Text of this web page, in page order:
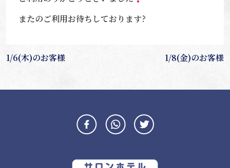
またのご利用お待ちしております?
投
ビ
1/6(木)のお客様 1/8(金)のお客様